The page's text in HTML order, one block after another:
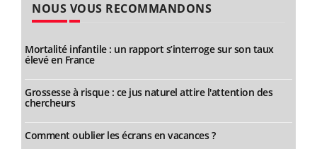
NOUS VOUS RECOMMANDONS
Mortalité infantile : un rapport s’interroge sur son taux
élevé en France
Grossesse à risque : ce jus naturel attire l'attention des
chercheurs
Comment oublier les écrans en vacances ?